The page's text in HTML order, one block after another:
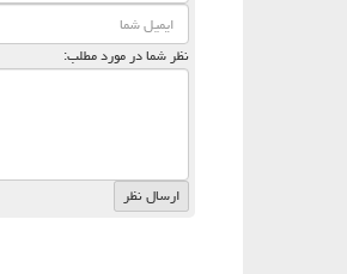
نظر شما در مورد مطلب: